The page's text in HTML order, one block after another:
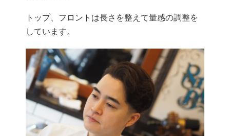
トップ、フロントは長さを整えて量感の調整を
しています。